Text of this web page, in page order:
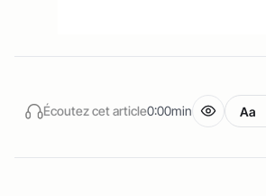
Écoutez cet article0:00min Aa